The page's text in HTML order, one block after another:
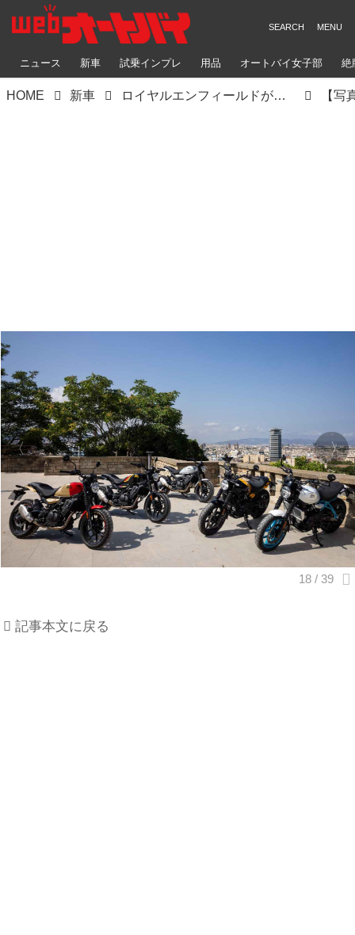
ニュース 新車 試乗インプレ 用品 オートバイ女子部 絶
HOME 新車 ロイヤルエンフィールドが「ゲリラ450」を発表！ 3つのバリエーションモデルが日本で2025年に発売予定
記事本文に戻る